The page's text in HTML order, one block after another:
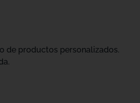
de productos personalizados.